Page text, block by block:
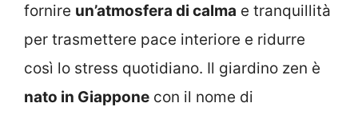
fornire un’atmosfera di calma e tranquillità
per trasmettere pace interiore e ridurre
così lo stress quotidiano. Il giardino zen è
nato in Giappone con il nome di